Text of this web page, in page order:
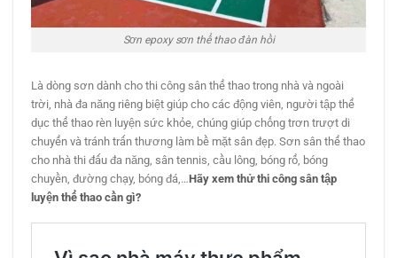
Sơn epoxy sơn thể thao đàn hồi
Là dòng sơn dành cho thi công sân thể thao trong nhà và ngoài
trời, nhà đa năng riêng biệt giúp cho các động viên, người tập thể
dục thể thao rèn luyện sức khỏe, chúng giúp chống trơn trượt di
chuyển và tránh trấn thương làm bề mặt sân đẹp. Sơn sân thể thao
cho nhà thi đấu đa năng, sân tennis, cầu lông, bóng rổ, bóng
chuyền, đường chạy, bóng đá,…Hãy xem thử thi công sân tập
luyện thể thao cần gì?